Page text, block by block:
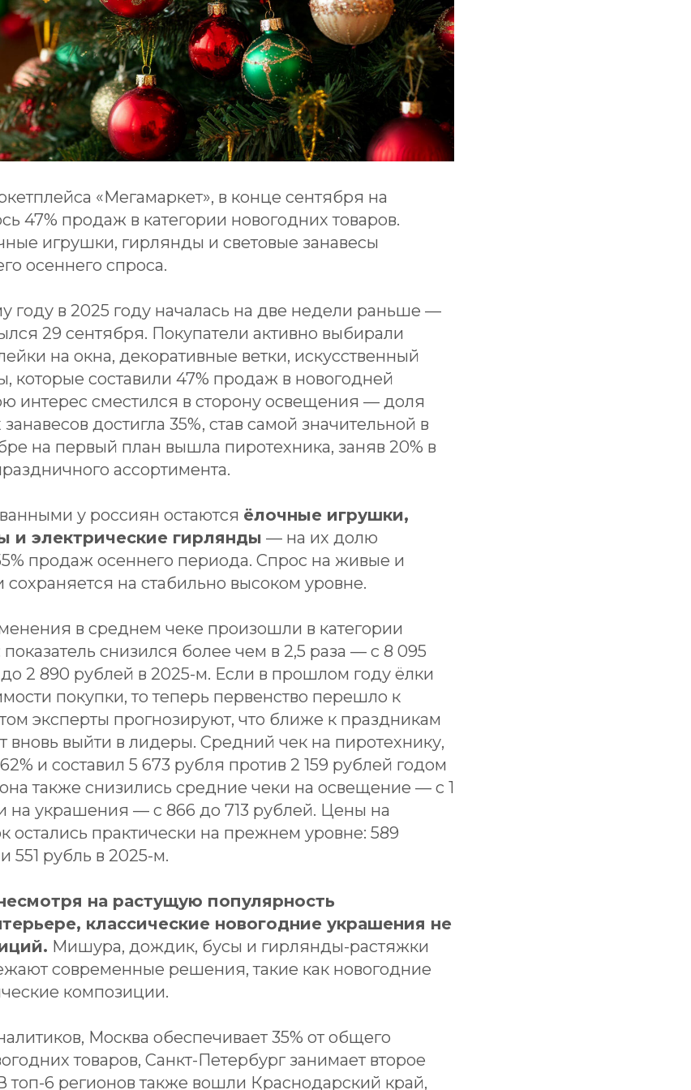
«Мегамаркет», в конце сентября на
47% продаж в категории новогодних товаров.
игрушки, гирлянды и световые занавесы
осеннего спроса.
году в 2025 году началась на две недели раньше —
29 сентября. Покупатели активно выбирали
на окна, декоративные ветки, искусственный
которые составили 47% продаж в новогодней
интерес сместился в сторону освещения — доля
достигла 35%, став самой значительной в
на первый план вышла пиротехника, заняв 20% в
ассортимента.
у россиян остаются ёлочные игрушки,
и электрические гирлянды — на их долю
продаж осеннего периода. Спрос на живые и
сохраняется на стабильно высоком уровне.
в среднем чеке произошли в категории
снизился более чем в 2,5 раза — с 8 095
2 890 рублей в 2025-м. Если в прошлом году ёлки
покупки, то теперь первенство перешло к
эксперты прогнозируют, что ближе к праздникам
вновь выйти в лидеры. Средний чек на пиротехнику,
и составил 5 673 рубля против 2 159 рублей годом
также снизились средние чеки на освещение — с 1
на украшения — с 866 до 713 рублей. Цены на
остались практически на прежнем уровне: 589
551 рубль в 2025-м.
на растущую популярность
классические новогодние украшения не
Мишура, дождик, бусы и гирлянды-растяжки
современные решения, такие как новогодние
композиции.
Москва обеспечивает 35% от общего
товаров, Санкт-Петербург занимает второе
топ-6 регионов также вошли Краснодарский край,